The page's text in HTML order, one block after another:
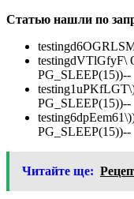
Статью нашли по
testingdVTlGfyF\
PG_SLEEP(15))--
PG_SLEEP(15))--
PG_SLEEP(15))--
Читайте ще: